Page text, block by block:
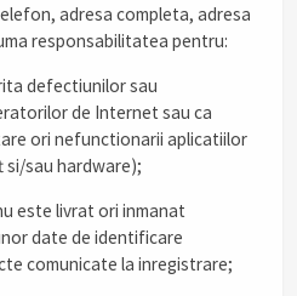
adresa completa, adresa
responsabilitatea pentru:
defectiunilor sau
de Internet sau ca
ori nefunctionarii aplicatiilor
sau hardware);
este livrat ori inmanat
date de identificare
comunicate la inregistrare;